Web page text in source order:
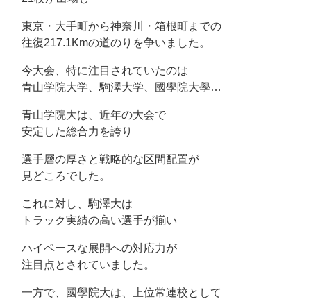
東京・大手町から神奈川・箱根町までの
往復217.1Kmの道のりを争いました。
今大会、特に注目されていたのは
青山学院大学、駒澤大学、國學院大學…
青山学院大は、近年の大会で
安定した総合力を誇り
選手層の厚さと戦略的な区間配置が
見どころでした。
これに対し、駒澤大は
トラック実績の高い選手が揃い
ハイペースな展開への対応力が
注目点とされていました。
一方で、國學院大は、上位常連校として